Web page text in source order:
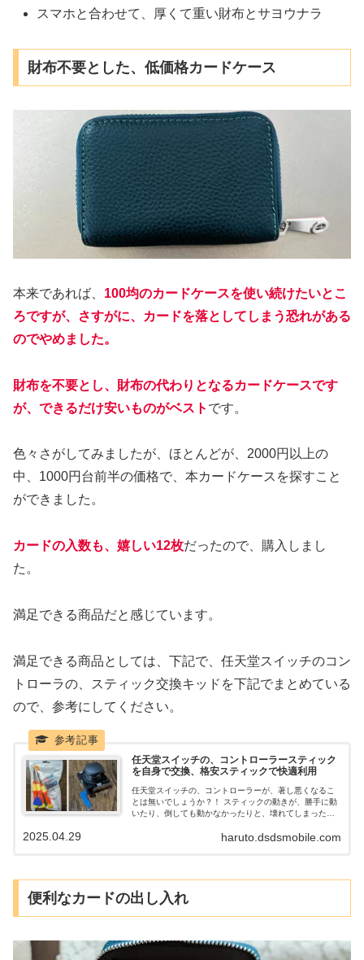
スマホと合わせて、厚くて重い財布とサヨウナラ
財布不要とした、低価格カードケース
本来であれば、 100均のカードケースを使い続けたいとこ
ろですが、さすがに、カードを落としてしまう恐れがある
のでやめました。
財布を不要とし、財布の代わりとなるカードケースです
が、できるだけ安いものがベスト です。
色々さがしてみましたが、ほとんどが、2000円以上の
中、1000円台前半の価格で、本カードケースを探すこと
ができました。
カードの入数も、 嬉しい12枚だったので、購入しまし
た。
満足できる商品だと感じています。
満足できる商品としては、下記で、任天堂スイッチのコン
トローラの、スティック交換キッドを下記でまとめている
ので、参考にしてください。
任天堂スイッチの、コントローラースティック
を自身で交換、格安スティックで快適利用
任天堂スイッチの、コントローラーが、著し悪くなるこ
とは無いでしょうか？！ スティックの動きが、勝手に動
いたり、倒しても動かなかったりと、壊れてしまった
しいコントローラーを買うのは、高額で、買いたくない
haruto.dsdsmobile.com
2025.04.29
便利なカードの出し入れ